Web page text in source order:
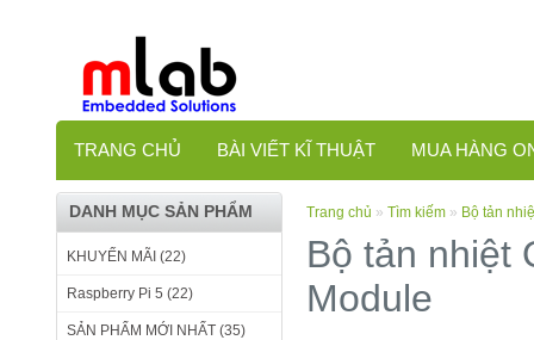
TRANG CHỦ BÀI VIẾT KĨ THUẬT MUA HÀNG
DANH MỤC SẢN PHẨM
KHUYẾN MÃI (22)
Raspberry Pi 5 (22)
SẢN PHẨM MỚI NHẤT (35)
Trang chủ » Tìm kiếm » Bộ tản
Bộ tản nhiệt
Module